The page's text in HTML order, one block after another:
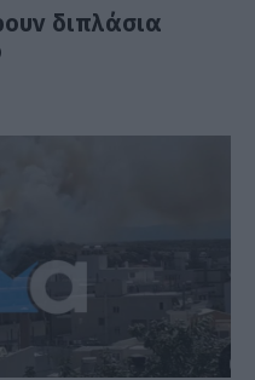
διπλάσια